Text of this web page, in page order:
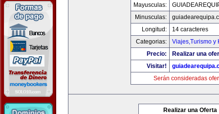
Mayusculas:
Minusculas:
Longitud:
14 caracteres
Categorias:
Viajes,Turismo y
Precio:
Realizar una
Visitar!
Serán consideradas
Realizar una Oferta